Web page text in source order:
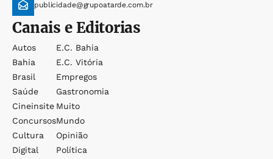
publicidade@grupoatarde.com.br
Canais e Editorias
Autos
Bahia
Brasil
Saúde
Cineinsite
Concursos
Cultura
Digital
E.c. Bahia
E.c. Vitória
Empregos
Gastronomia
Muito
Mundo
Opinião
Política